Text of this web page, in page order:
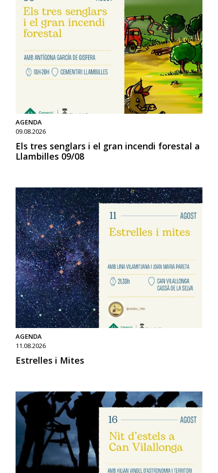
AGENDA
09.08.2026
Els tres senglars i el gran incendi forestal a
Llambilles 09/08
AGENDA
11.08.2026
Estrelles i Mites